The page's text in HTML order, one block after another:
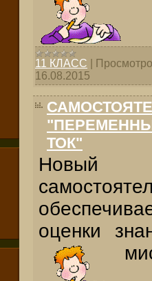
11 КЛАСС
16.08.2015
ТОК"
оценки